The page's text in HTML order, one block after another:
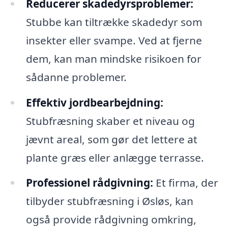
Reducerer skadedyrsproblemer:
Stubbe kan tiltrække skadedyr som
insekter eller svampe. Ved at fjerne
dem, kan man mindske risikoen for
sådanne problemer.
Effektiv jordbearbejdning:
Stubfræsning skaber et niveau og
jævnt areal, som gør det lettere at
plante græs eller anlægge terrasse.
Professionel rådgivning: Et firma, der
tilbyder stubfræsning i Øsløs, kan
også provide rådgivning omkring,